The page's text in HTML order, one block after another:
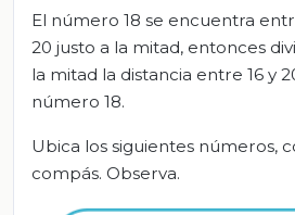
El número 18 se encuentra
20 justo a la mitad, entonces
la mitad la distancia entre 16 y
número 18.
Ubica los siguientes números,
compás. Observa.